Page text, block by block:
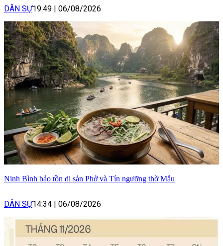
DÂN SỰ19:49 | 06/08/2026
Ninh Bình bảo tồn di sản Phở và Tín ngưỡng thờ Mẫu
DÂN SỰ14:34 | 06/08/2026